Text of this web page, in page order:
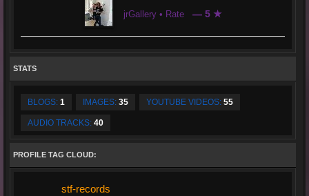
jrGallery • Rate — 5 ★
STATS
BLOGS: 1 IMAGES: 35 YOUTUBE VIDEOS: 55
AUDIO TRACKS: 40
PROFILE TAG CLOUD:
stf-records